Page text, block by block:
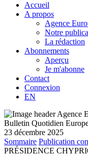
Accueil
A propos
Agence
Notre
La rédaction
Abonnements
Aperçu
Je m'abonne
Contact
Connexion
EN
Bulletin Quotidien
23 décembre 2025
Sommaire Publication
PRÉSIDENCE